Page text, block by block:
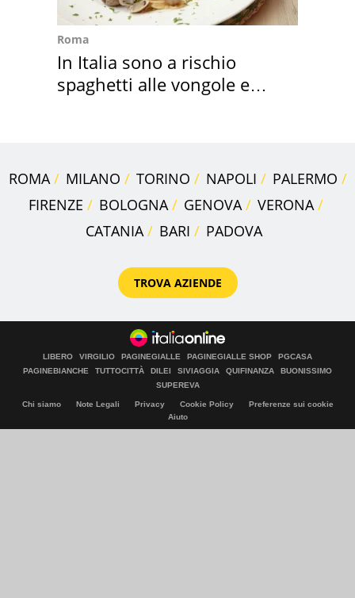
Roma
In Italia sono a rischio
spaghetti alle vongole e
ROMA MILANO TORINO NAPOLI
PALERMO
FIRENZE
BOLOGNA GENOVA
VERONA
CATANIA
BARI PADOVA
TROVA AZIENDE
LIBERO VIRGILIO PAGINEGIALLE PAGINEGIALLE SHOP
PGCASA
PAGINEBIANCHE
TUTTOCITTÀ DILEI SIVIAGGIA QUIFINANZA
BUONISSIMO
SUPEREVA
Chi siamo Note Legali Privacy Cookie Policy
Preferenze sui cookie
Aiuto